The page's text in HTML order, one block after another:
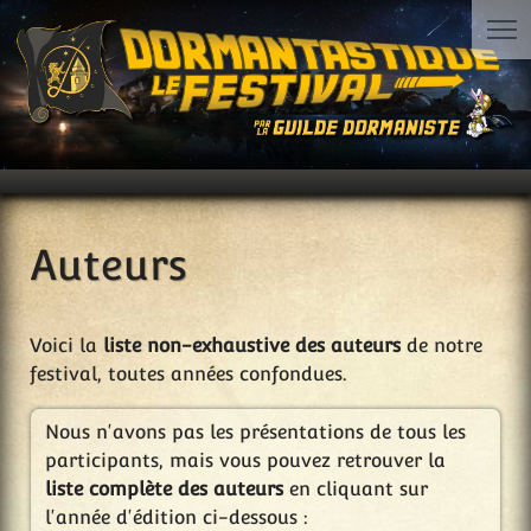
Auteurs
Voici la liste non-exhaustive des auteursde notre
festival, toutes années confondues.
Nous n'avons pas les présentations de tous les
participants, mais vous pouvez retrouver la
liste complète des auteursen cliquant sur
l'année d'édition ci-dessous :